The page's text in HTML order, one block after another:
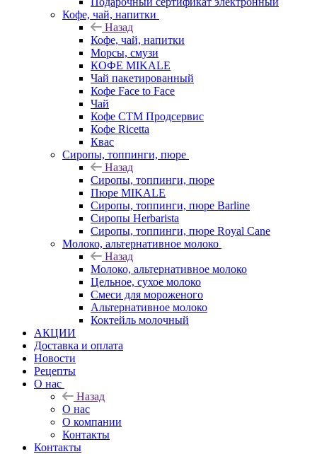
Кофе, чай, напитки
Назад
Кофе, чай, напитки
Морсы, смузи
КОФЕ MIKALE
Чай пакетированный
Кофе Face to Face
Чай
Кофе СТМ Продсервис
Кофе Ricetta
Квас
Сиропы, топпинги, пюре
Назад
Сиропы, топпинги, пюре
Пюре MIKALE
Сиропы, топпинги, пюре Barline
Сиропы Herbarista
Сиропы, топпинги, пюре Royal Cane
Молоко, альтернативное молоко
Назад
Молоко, альтернативное молоко
Цельное, сухое молоко
Смеси для мороженого
Альтернативное молоко
Коктейль молочный
АКЦИИ
Доставка и оплата
Новости
Рецепты
О нас
Назад
О нас
О компании
Контакты
Контакты